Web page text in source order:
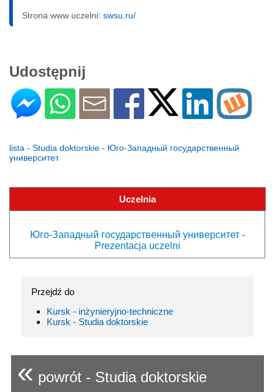
Strona www uczelni: swsu.ru/
Udostępnij
lista - Studia doktorskie - Юго-Западный государственный
университет
Uczelnia
Юго-Западный государственный университет -
Prezentacja uczelni
Przejdź do
Kursk - inżynieryjno-techniczne
Kursk - Studia doktorskie
« powrót - Studia doktorskie